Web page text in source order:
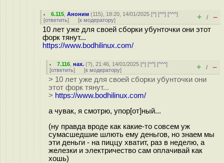
6.115 ,Аноним (115), 18:20, 14/01/2025 [^] [^^] [^^^]
[ответить] [к модератору] + / –
10 лет уже для своей сборки убунточки они этот
форк тянут...
https://www.bodhilinux.com/
7.116 ,нах. (?), 21:46, 14/01/2025 [^] [^^] [^^^]
[ответить] [к модератору] + / –
> 10 лет уже для своей сборки убунточки они
этот форк тянут...
> https://www.bodhilinux.com/
а чувак, я смотрю, упор[от]ный...
(ну правда вроде как какие-то совсем уж
сумасшедшие шлють ему деньгов, но знаем мы
эти деньги - на пиццу хватит, раз в неделю, а
железки и электричество сам оплачивай как
хошь)